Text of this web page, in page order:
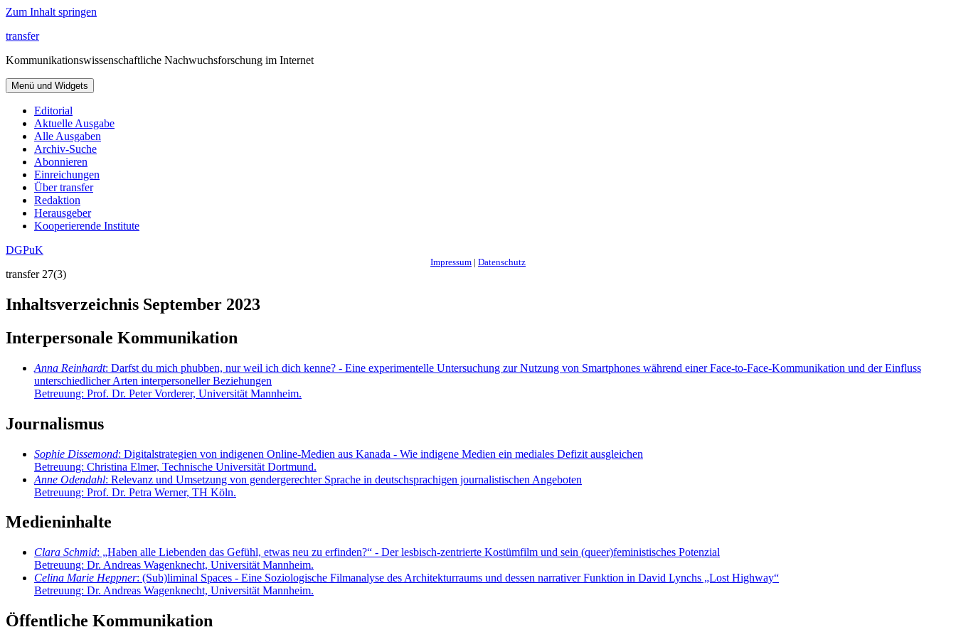
Zum Inhalt springen
transfer
Kommunikationswissenschaftliche Nachwuchsforschung im Internet
Menü und Widgets
Editorial
Aktuelle Ausgabe
Alle Ausgaben
Archiv-Suche
Abonnieren
Einreichungen
Über transfer
Redaktion
Herausgeber
Kooperierende Institute
DGPuK
Impressum | Datenschutz
transfer 27(3)
Inhaltsverzeichnis September 2023
Interpersonale Kommunikation
Anna Reinhardt: Darfst du mich phubben, nur weil ich dich kenne? - Eine experimentelle Untersuchung zur Nutzung von Smartphones während einer Face-to-Face-Kommunikation und der Einfluss
unterschiedlicher Arten interpersoneller Beziehungen
Betreuung: Prof. Dr. Peter Vorderer, Universität Mannheim.
Journalismus
Sophie Dissemond: Digitalstrategien von indigenen Online-Medien aus Kanada - Wie indigene Medien ein mediales Defizit ausgleichen
Betreuung: Christina Elmer, Technische Universität Dortmund.
Anne Odendahl: Relevanz und Umsetzung von gendergerechter Sprache in deutschsprachigen journalistischen Angeboten
Betreuung: Prof. Dr. Petra Werner, TH Köln.
Medieninhalte
Clara Schmid: „Haben alle Liebenden das Gefühl, etwas neu zu erfinden?“ - Der lesbisch-zentrierte Kostümfilm und sein (queer)feministisches Potenzial
Betreuung: Dr. Andreas Wagenknecht, Universität Mannheim.
Celina Marie Heppner: (Sub)liminal Spaces - Eine Soziologische Filmanalyse des Architekturraums und dessen narrativer Funktion in David Lynchs „Lost Highway“
Betreuung: Dr. Andreas Wagenknecht, Universität Mannheim.
Öffentliche Kommunikation